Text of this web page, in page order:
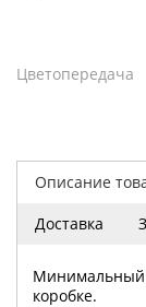
Описание
Доставка
Минимальный
коробке.
Цветопередача